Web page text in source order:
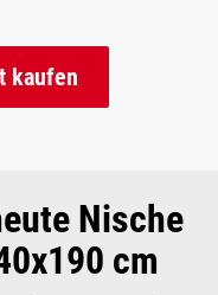
kaufen
Nische
cm